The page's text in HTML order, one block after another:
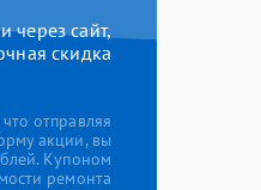
через сайт,
скидка
отправляя
акции, вы
Купоном
ремонта